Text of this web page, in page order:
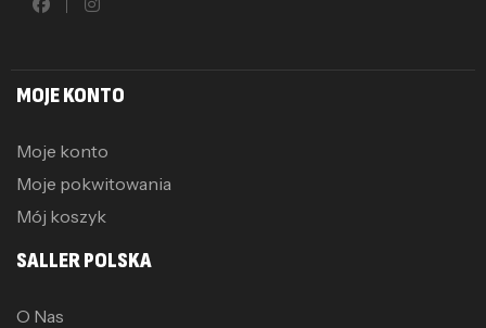
MOJE KONTO
Moje konto
Moje pokwitowania
Mój koszyk
SALLER POLSKA
O Nas